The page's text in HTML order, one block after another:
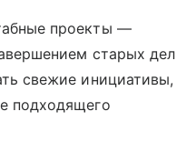
проекты —
старых дел
свежие инициативы,
подходящего